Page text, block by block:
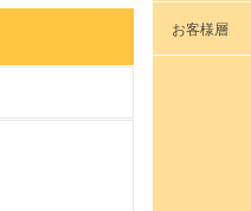
お客様層